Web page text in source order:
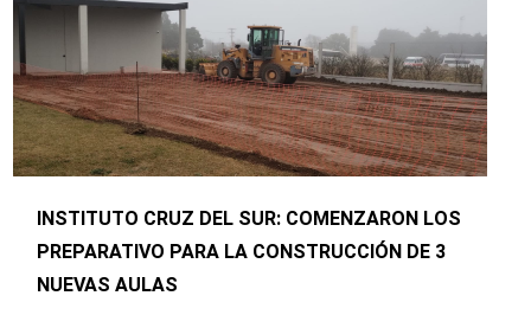
INSTITUTO CRUZ DEL SUR: COMENZARON LOS
PREPARATIVO PARA LA CONSTRUCCIÓN DE 3
NUEVAS AULAS